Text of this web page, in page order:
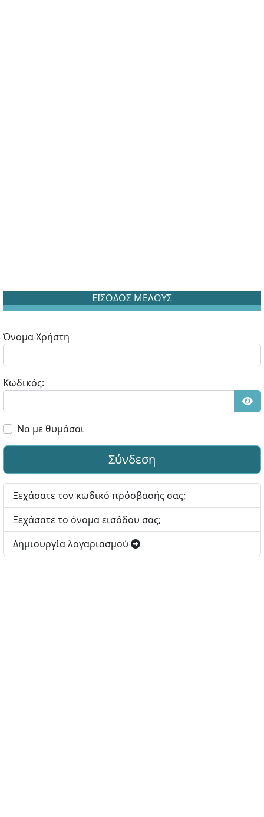
ΕΙΣΟΔΟΣ ΜΕΛΟΥΣ
Όνομα Χρήστη
Κωδικός:
Να με θυμάσαι
Σύνδεση
Ξεχάσατε τον κωδικό πρόσβασής σας;
Ξεχάσατε το όνομα εισόδου σας;
Δημιουργία λογαριασμού